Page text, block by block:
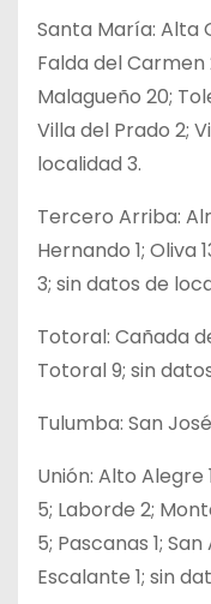
Santa María: Alta
Falda del Carmen
Malagueño 20;
Villa del Prado 2;
localidad 3.
Tercero Arriba:
Hernando 1; Oliva
3; sin datos de
Totoral: Cañada
Totoral 9; sin
Tulumba: San
Unión: Alto Alegre
5; Laborde 2;
5; Pascanas 1;
Escalante 1; sin